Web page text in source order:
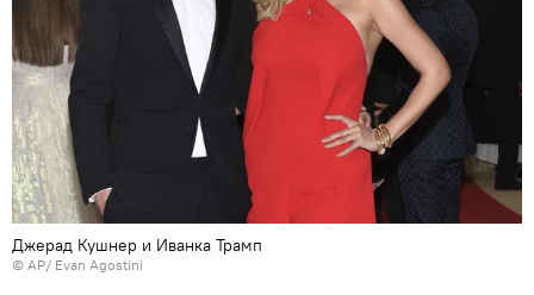
Джерад Кушнер и Иванка Трамп
© AP/ Evan Agostini